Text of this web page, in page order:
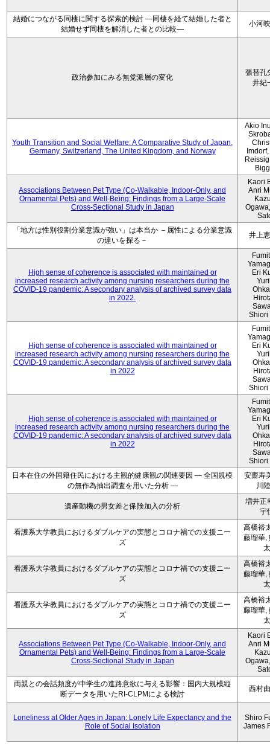
結婚につながる同棲に関する探索的検討 ―同棲を経て結婚した者と
結婚せず同棲を解消した者との比較―
小河
政治参加にみる無党派層の変化
張替孔
井紀
Youth Transition and Social Welfare: A Comparative Study of Japan,
Germany, Switzerland, The United Kingdom, and Norway
Akio
Associations Between Pet Type (Co-Walkable, Indoor-Only, and
Ornamental Pets) and Well-Being: Findings from a Large-Scale
Cross-Sectional Study in Japan
Kaori
Anri
「地方は性別役割分業意識が強い」は本当か －属性による分業意識
の違いを探る－
井上
High sense of coherence is associated with maintained or
increased research activity among nursing researchers during the
COVID-19 pandemic: A secondary analysis of archived survey data
in 2022.
Eri
Shiori
High sense of coherence is associated with maintained or
increased research activity among nursing researchers during the
COVID-19 pandemic: A secondary analysis of archived survey data
in 2022
Eri
Shiori
High sense of coherence is associated with maintained or
increased research activity among nursing researchers during the
COVID-19 pandemic: A secondary analysis of archived survey data
in 2022
Eri
Shiori
日本在住の外国籍住民における主観的健康観の関連要因 ― 全国規模
の無作為抽出調査を用いた分析 ―
安齋寿
川
遺産動機の男女差と保険加入の分析
増井正
宇
看護系大学教員におけるダブルケアの実態とコロナ禍での支援ニー
ズ
高橋裕
藤瑠華,
太
看護系大学教員におけるダブルケアの実態とコロナ禍での支援ニー
ズ
高橋裕
藤瑠華,
太
看護系大学教員におけるダブルケアの実態とコロナ禍での支援ニー
ズ
高橋裕
藤瑠華,
太
Associations Between Pet Type (Co-Walkable, Indoor-Only, and
Ornamental Pets) and Well-Being: Findings from a Large-Scale
Cross-Sectional Study in Japan
Kaori
Anri
両親との会話頻度が中学生の進路意欲に与える影響：国内大規模縦
断データを用いたRI-CLPMによる検討
西村
Loneliness at Older Ages in Japan: Lonely Life Expectancy and the
Role of Social Isolation
Shiro
James